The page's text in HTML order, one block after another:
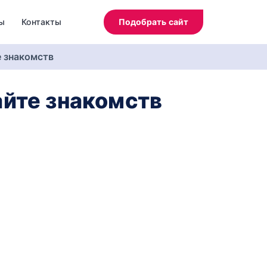
Контакты Подобрать сайт
знакомств